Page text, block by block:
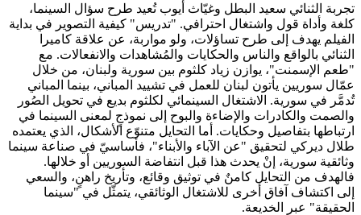
تجربة الثنائي سعيد البطل وغيّاث أيوب تُعيد طرح سؤال السينما،
كلغة وأداة قول واشتغال احترافي. "تدريس" كيفية التصوير في بداية
الفيلم يهدف إلى طرح تساؤلات، ولو مواربة، عن علاقة كاميرا
الثنائي بالواقع والناس والحكايات والمُشاهدات والانفعالات. مع
"طعم الإسمنت"، يوازن زياد كلثوم بين سورية ولبنان، من خلال
عمّال سوريين يأتون لبنان للعمل في تشييد المباني، بينما المباني
تُدمَّر في سورية. الاشتغال السينمائي لكلثوم بديع في تحويل الصُور
والصمت والكادرات والإضاءة والبوح إلى نموذجٍ لمعنى السينما في
ارتباطها بتفاصيل وحكايات. أما التحايل متنوّع الأشكال، الذي يعتمده
طلال ديركي لتحقيق "عن الآباء والأبناء"، فأساسيّ في صناعة سينما
وثائقية سورية، إنْ يحدث هذا قبل انتفاضة السوريين أو خلالها.
فالهدف من التحايل كامنٌ في توثيق وقائع، وتأريخ راهنٍ، والسعي
إلى اكتشاف آفاق أخرى للاشتغال الوثائقي، يتمثّل في "سينما
الحقيقة" عبر الخديعة.